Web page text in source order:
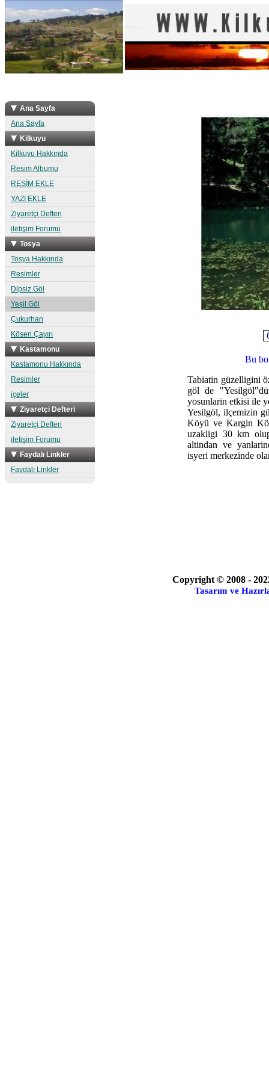
Ana Sayfa
Ana Sayfa
Kilkuyu
Kilkuyu Hakkında
Resim Albumu
RESİM EKLE
YAZI EKLE
Ziyaretçi Defteri
iletişim Forumu
Tosya
Tosya Hakkında
Resimler
Dipsiz Göl
Yeşil Göl
Çukurhan
Kösen Çayırı
Kastamonu
Kastamonu Hakkında
Resimler
içeler
Ziyaretçi Defteri
Ziyaretçi Defteri
iletişim Forumu
Faydalı Linkler
Faydalı Linkler
Bu
Tabiatin güzelligini
göl de
yosunla­rin etkisi ile
Yesilgöl, ilçemizin
Köyü ve Kargin
uzakligi 30 km
altindan ve
isyeri merkezinde
Copyright © 2008 -
Tasarım ve